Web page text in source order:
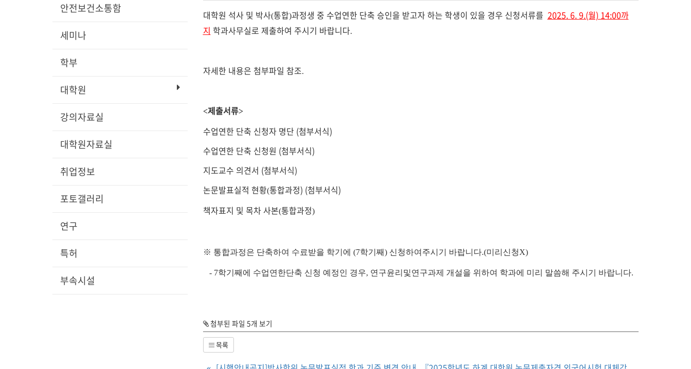
안전보건소통함
세미나
학부
대학원
강의자료실
대학원자료실
취업정보
포토갤러리
연구
특허
부속시설
대학원 석사 및 박사(통합)과정생 중 수업연한 단축 승인을 받고자 하는 학생이 있을 경우 신청서류를 2025. 6. 9.(월) 14:00까
지 학과사무실로 제출하여 주시기 바랍니다.
자세한 내용은 첨부파일 참조.
<제출서류>
수업연한 단축 신청자 명단 (첨부서식)
수업연한 단축 신청원 (첨부서식)
지도교수 의견서 (첨부서식)
논문발표실적 현황(통합과정) (첨부서식)
책자표지 및 목차 사본(통합과정)
※ 통합과정은 단축하여 수료받을 학기에 (7학기째) 신청하여주시기 바랍니다.(미리신청X)
- 7학기째에 수업연한단축 신청 예정인 경우, 연구윤리및연구과제 개설을 위하여 학과에 미리 말씀해 주시기 바랍니다.
첨부된 파일 5개 보기
목록